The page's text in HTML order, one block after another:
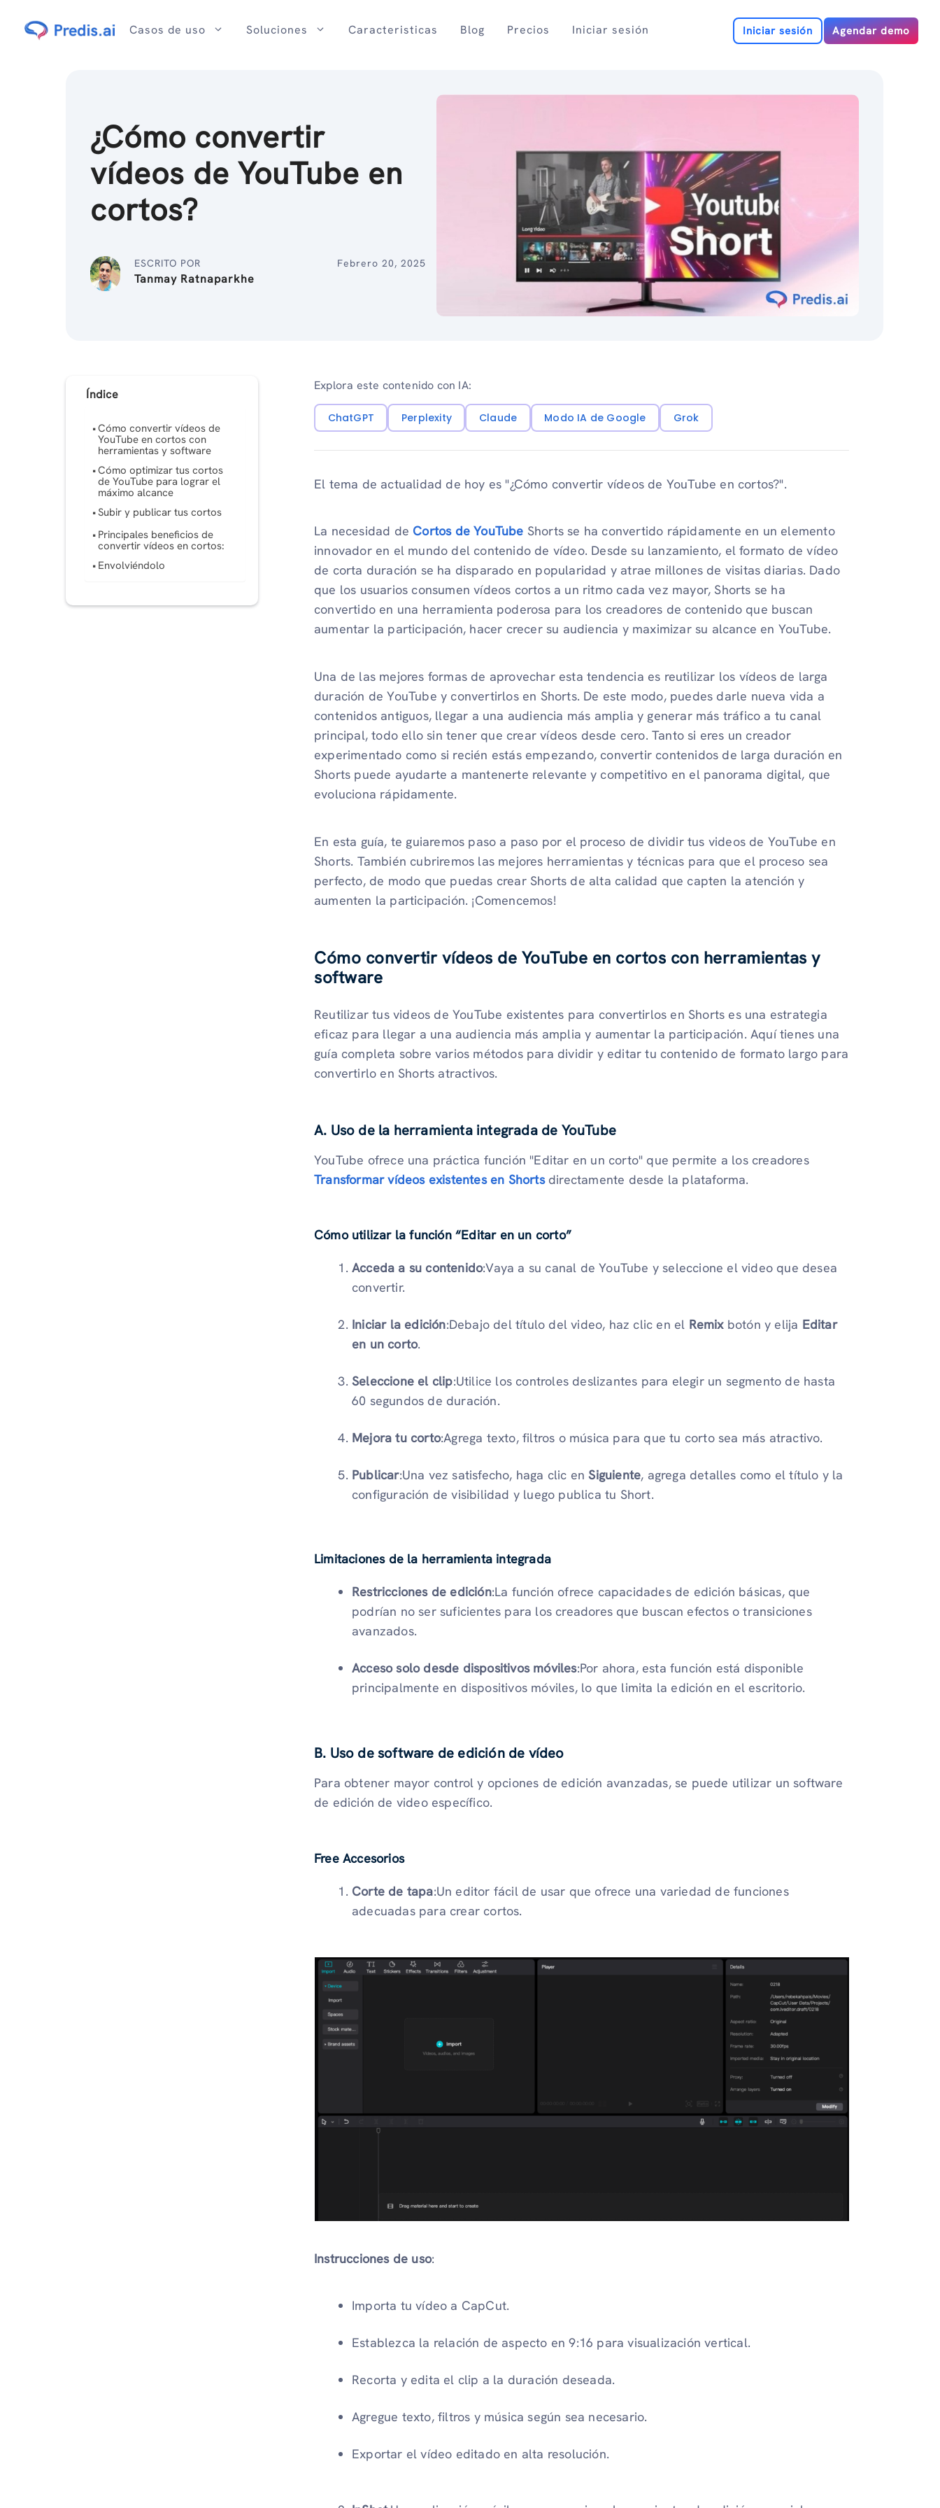
contenido
Casos de uso Soluciones Caracteristicas Blog Precios Iniciar sesión Iniciar sesión Agendar demo
¿Cómo convertir
vídeos de YouTube en
cortos?
ESCRITO POR
Tanmay Ratnaparkhe
Febrero 20, 2025
Índice
Cómo convertir vídeos de
YouTube en cortos con
herramientas y software
Cómo optimizar tus cortos
de YouTube para lograr el
máximo alcance
Subir y publicar tus cortos
Principales beneficios de
convertir vídeos en cortos:
Envolviéndolo
Explora este contenido con IA:
ChatGPT Perplexity Claude Modo IA de Google Grok
El tema de actualidad de hoy es "¿Cómo convertir vídeos de YouTube en cortos?".
La necesidad de Cortos de YouTube Shorts se ha convertido rápidamente en un elemento
innovador en el mundo del contenido de vídeo. Desde su lanzamiento, el formato de vídeo
de corta duración se ha disparado en popularidad y atrae millones de visitas diarias. Dado
que los usuarios consumen vídeos cortos a un ritmo cada vez mayor, Shorts se ha
convertido en una herramienta poderosa para los creadores de contenido que buscan
aumentar la participación, hacer crecer su audiencia y maximizar su alcance en YouTube.
Una de las mejores formas de aprovechar esta tendencia es reutilizar los vídeos de larga
duración de YouTube y convertirlos en Shorts. De este modo, puedes darle nueva vida a
contenidos antiguos, llegar a una audiencia más amplia y generar más tráfico a tu canal
principal, todo ello sin tener que crear vídeos desde cero. Tanto si eres un creador
experimentado como si recién estás empezando, convertir contenidos de larga duración en
Shorts puede ayudarte a mantenerte relevante y competitivo en el panorama digital, que
evoluciona rápidamente.
En esta guía, te guiaremos paso a paso por el proceso de dividir tus videos de YouTube en
Shorts. También cubriremos las mejores herramientas y técnicas para que el proceso sea
perfecto, de modo que puedas crear Shorts de alta calidad que capten la atención y
aumenten la participación. ¡Comencemos!
Cómo convertir vídeos de YouTube en cortos con herramientas y
software
Reutilizar tus videos de YouTube existentes para convertirlos en Shorts es una estrategia
eficaz para llegar a una audiencia más amplia y aumentar la participación. Aquí tienes una
guía completa sobre varios métodos para dividir y editar tu contenido de formato largo para
convertirlo en Shorts atractivos.
A. Uso de la herramienta integrada de YouTube
YouTube ofrece una práctica función "Editar en un corto" que permite a los creadores
Transformar vídeos existentes en Shortsdirectamente desde la plataforma.
Cómo utilizar la función “Editar en un corto”
Acceda a su contenido:Vaya a su canal de YouTube y seleccione el video que desea
convertir.
Iniciar la edición:Debajo del título del video, haz clic en el Remixbotón y elija Editar
en un corto.
Seleccione el clip:Utilice los controles deslizantes para elegir un segmento de hasta
60 segundos de duración.
Mejora tu corto:Agrega texto, filtros o música para que tu corto sea más atractivo.
Publicar:Una vez satisfecho, haga clic enSiguiente, agrega detalles como el título y la
configuración de visibilidad y luego publica tu Short.
Limitaciones de la herramienta integrada
Restricciones de edición:La función ofrece capacidades de edición básicas, que
podrían no ser suficientes para los creadores que buscan efectos o transiciones
avanzados.
Acceso solo desde dispositivos móviles:Por ahora, esta función está disponible
principalmente en dispositivos móviles, lo que limita la edición en el escritorio.
B. Uso de software de edición de vídeo
Para obtener mayor control y opciones de edición avanzadas, se puede utilizar un software
de edición de video específico.
Free Accesorios
Corte de tapa:Un editor fácil de usar que ofrece una variedad de funciones
adecuadas para crear cortos.
Instrucciones de uso:
Importa tu vídeo a CapCut.
Establezca la relación de aspecto en 9:16 para visualización vertical.
Recorta y edita el clip a la duración deseada.
Agregue texto, filtros y música según sea necesario.
Exportar el vídeo editado en alta resolución.